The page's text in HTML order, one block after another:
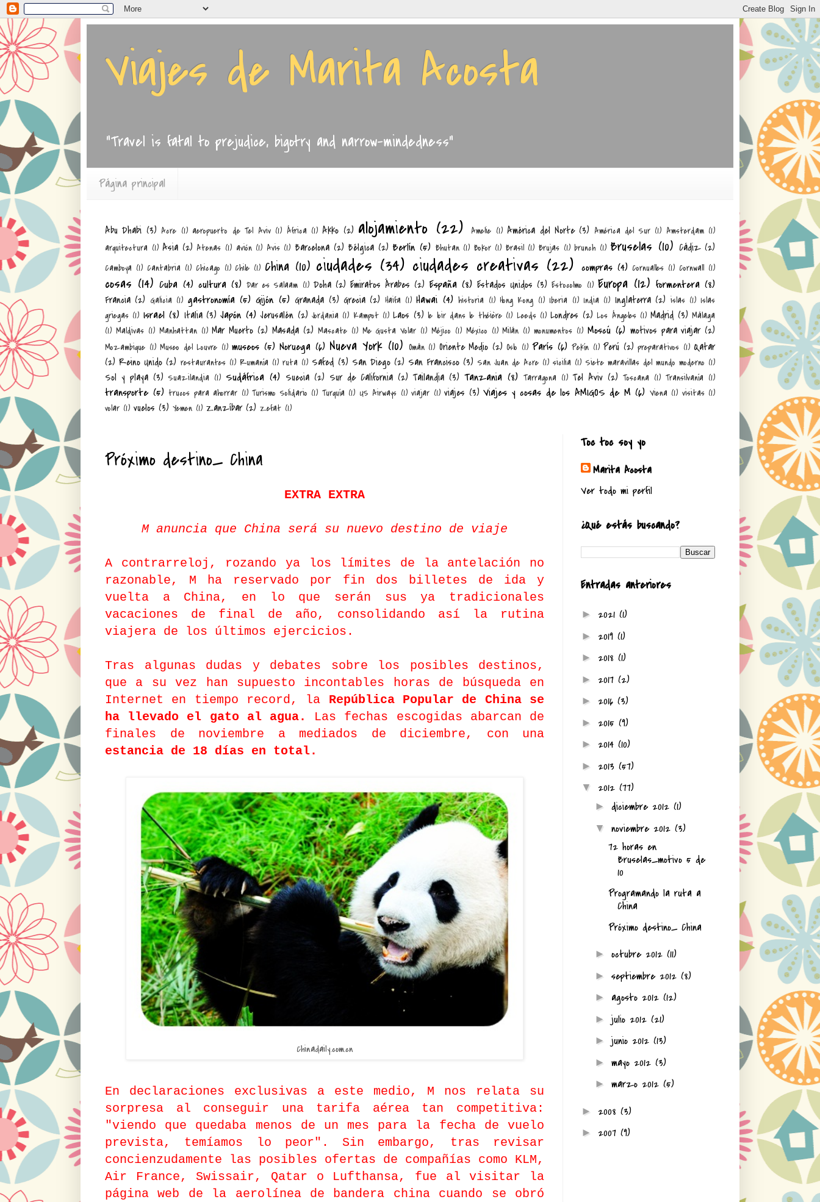
Viajes de Marita Acosta
"Travel is fatal to prejudice, bigotry and narrow-mindedness"
Página principal
Abu Dhabi (3) Acre (1) aeropuerto de Tel Aviv (1) África (1) Akko (2) alojamiento (22) Amelie (1) América del Norte (3) América del Sur (1) Amsterdam (1)
arquitectura (1) Asia (2) Atenas (1) avión (1) Avis (1) Barcelona (2) Bélgica (2) Berlín (5) Bhutan (1) Bokor (1) Brasil (1) Brujas (1) brunch (1) Bruselas (10) Cádiz (2)
Camboya (1) Cantabria (1) Chicago (1) Chile (1) China (10) ciudades (34) ciudades creativas (22) compras (4) Cornualles (1) Cornwall (1)
cosas (14) Cuba (4) cultura (8) Dar es Salaam (1) Doha (2) Emiratos Árabes (2) España (8) Estados Unidos (3) Estocolmo (1) Europa (12) formentera (8)
Francia (2) Galicia (1) gastronomía (5) Gijón (5) Granada (3) Grecia (2) Haifa (1) Hawai (4) historia (1) Hong Kong (1) Iberia (1) India (1) Inglaterra (2) islas (1) Islas
griegas (1) Israel (8) Italia (3) Japón (4) Jerusalén (2) Jordania (1) Kampot (1) Laos (3) le loir dans le théière (1) Leeds (1) Londres (2) Los Ángeles (1) Madrid (3) Málaga
(1) Maldivas (1) Manhattan (1) Mar Muerto (2) Masada (2) Mascate (1) Me Gusta Volar (1) Méjico (1) México (1) Milán (1) monumentos (1) Moscú (6) motivos para viajar (2)
Mozambique (1) Museo del Louvre (1) museos (5) Noruega (6) Nueva York (10) Omán (1) Oriente Medio (2) Oslo (1) París (6) Pekín (1) Perú (2) preparativos (1) Qatar
(2) Reino Unido (2) restaurantes (1) Rumanía (1) ruta (1) Safed (3) San Diego (2) San Francisco (3) San Juan de Acre (1) sicilia (1) Siete maravillas del mundo moderno (1)
Sol y playa (3) Suazilandia (1) Sudáfrica (4) Suecia (2) Sur de California (2) Tailandia (3) Tanzania (8) Tarragona (1) Tel Aviv (2) Toscana (1) Transilvanía (1)
transporte (5) trucos para ahorrar (1) Turismo Solidario (1) Turquía (1) US Airways (1) viajar (1) viajes (3) Viajes y cosas de los AMIGOS de M (6) Viena (1) visitas (1)
volar (1) vuelos (3) Yemen (1) Zanzíbar (2) Zefat (1)
Próximo destino_ China
EXTRA EXTRA
M anuncia que China será su nuevo destino de viaje
A contrarreloj, rozando ya los límites de la antelación no
razonable, M ha reservado por fin dos billetes de ida y
vuelta a China, en lo que serán sus ya tradicionales
vacaciones de final de año, consolidando así la rutina
viajera de los últimos ejercicios.
Tras algunas dudas y debates sobre los posibles destinos,
que a su vez han supuesto incontables horas de búsqueda en
Internet en tiempo record, la República Popular de China se
ha llevado el gato al agua. Las fechas escogidas abarcan de
finales de noviembre a mediados de diciembre, con una
estancia de 18 días en total.
Chinadaily.com.cn
En declaraciones exclusivas a este medio, M nos relata su
sorpresa al conseguir una tarifa aérea tan competitiva:
"viendo que quedaba menos de un mes para la fecha de vuelo
prevista, temíamos lo peor". Sin embargo, tras revisar
concienzudamente las posibles ofertas de compañías como KLM,
Air France, Swissair, Qatar o Lufthansa, fue al visitar la
página web de la aerolínea de bandera china cuando se obró
Toc toc soy yo
Marita Acosta
Ver todo mi perfil
¿Qué estás buscando?
Entradas anteriores
► 2021 (1)
► 2019 (1)
► 2018 (1)
► 2017 (2)
► 2016 (3)
► 2015 (9)
► 2014 (10)
► 2013 (57)
▼ 2012 (77)
► diciembre 2012 (1)
▼ noviembre 2012 (3)
72 horas en
Bruselas_motivo 5 de
10
Programando la ruta a
China
Próximo destino_ China
► octubre 2012 (11)
► septiembre 2012 (8)
► agosto 2012 (12)
► julio 2012 (21)
► junio 2012 (13)
► mayo 2012 (3)
► marzo 2012 (5)
► 2008 (3)
► 2007 (9)